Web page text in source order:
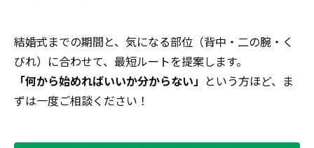
結婚式までの期間と、気になる部位（背中・二の腕・く
びれ）に合わせて、最短ルートを提案します。
「何から始めればいいか分からない」 という方ほど、ま
ずは一度ご相談ください！